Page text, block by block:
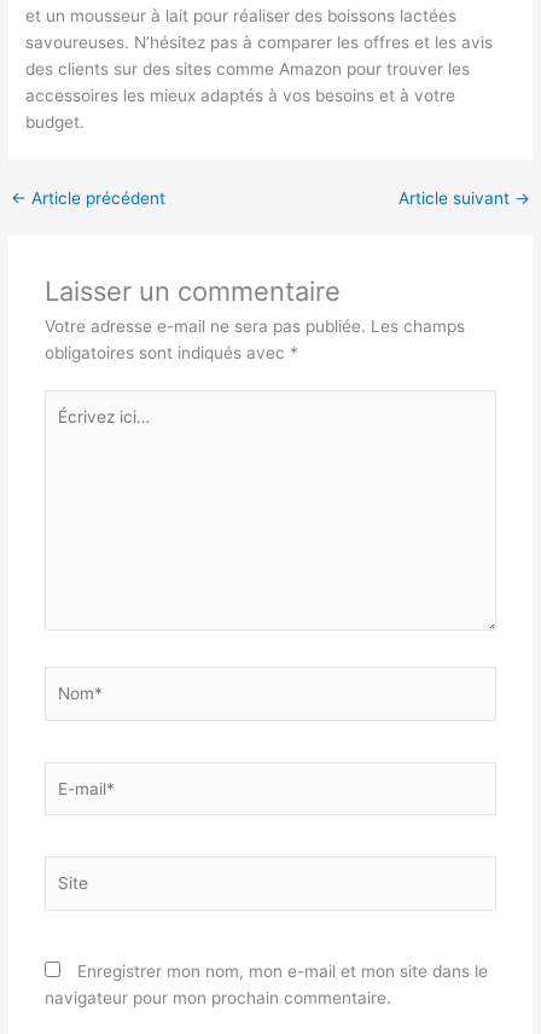
et un mousseur à lait pour réaliser des boissons lactées
savoureuses. N’hésitez pas à comparer les offres et les avis
des clients sur des sites comme Amazon pour trouver les
accessoires les mieux adaptés à vos besoins et à votre
budget.
← Article précédent Article suivant →
Laisser un commentaire
Votre adresse e-mail ne sera pas publiée. Les champs
obligatoires sont indiqués avec *
Écrivez
ici…
mail*
Enregistrer mon nom, mon e-mail et mon site dans le
navigateur pour mon prochain commentaire.